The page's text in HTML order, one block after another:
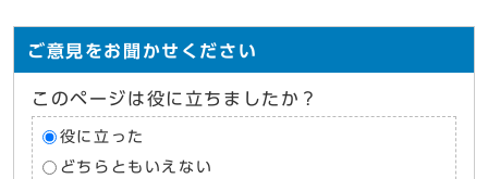
ご意見をお聞かせください
このページは役に立ちましたか？
役に立った
どちらともいえない